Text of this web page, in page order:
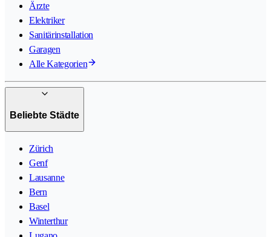
Ärzte
Elektriker
Sanitärinstallation
Garagen
Alle Kategorien
Beliebte Städte
Zürich
Genf
Lausanne
Bern
Basel
Winterthur